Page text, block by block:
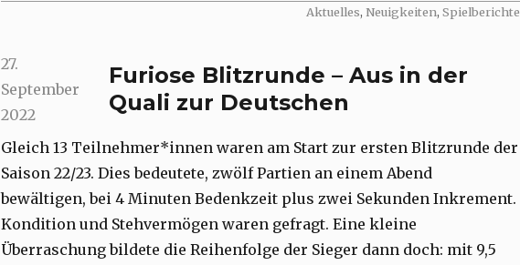
Categories
Aktuelles, Neuigkeiten, Spielberichte
Posted
on
27.
September
2022
Furiose Blitzrunde – Aus in der
Quali zur Deutschen
Gleich 13 Teilnehmer*innen waren am Start zur ersten Blitzrunde der
Saison 22/23. Dies bedeutete, zwölf Partien an einem Abend
bewältigen, bei 4 Minuten Bedenkzeit plus zwei Sekunden Inkrement.
Kondition und Stehvermögen waren gefragt. Eine kleine
Überraschung bildete die Reihenfolge der Sieger dann doch: mit 9,5